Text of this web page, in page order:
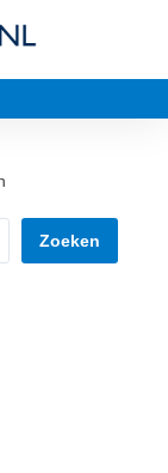
Zoeken